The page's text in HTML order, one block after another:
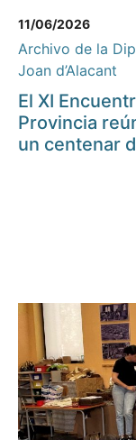
11/06/2026
Archivo de la
Joan d’Alacant
El XI
Provincia
un centenar